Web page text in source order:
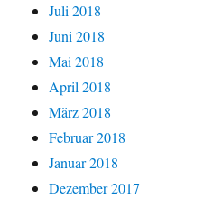
Juli 2018
Juni 2018
Mai 2018
April 2018
März 2018
Februar 2018
Januar 2018
Dezember 2017